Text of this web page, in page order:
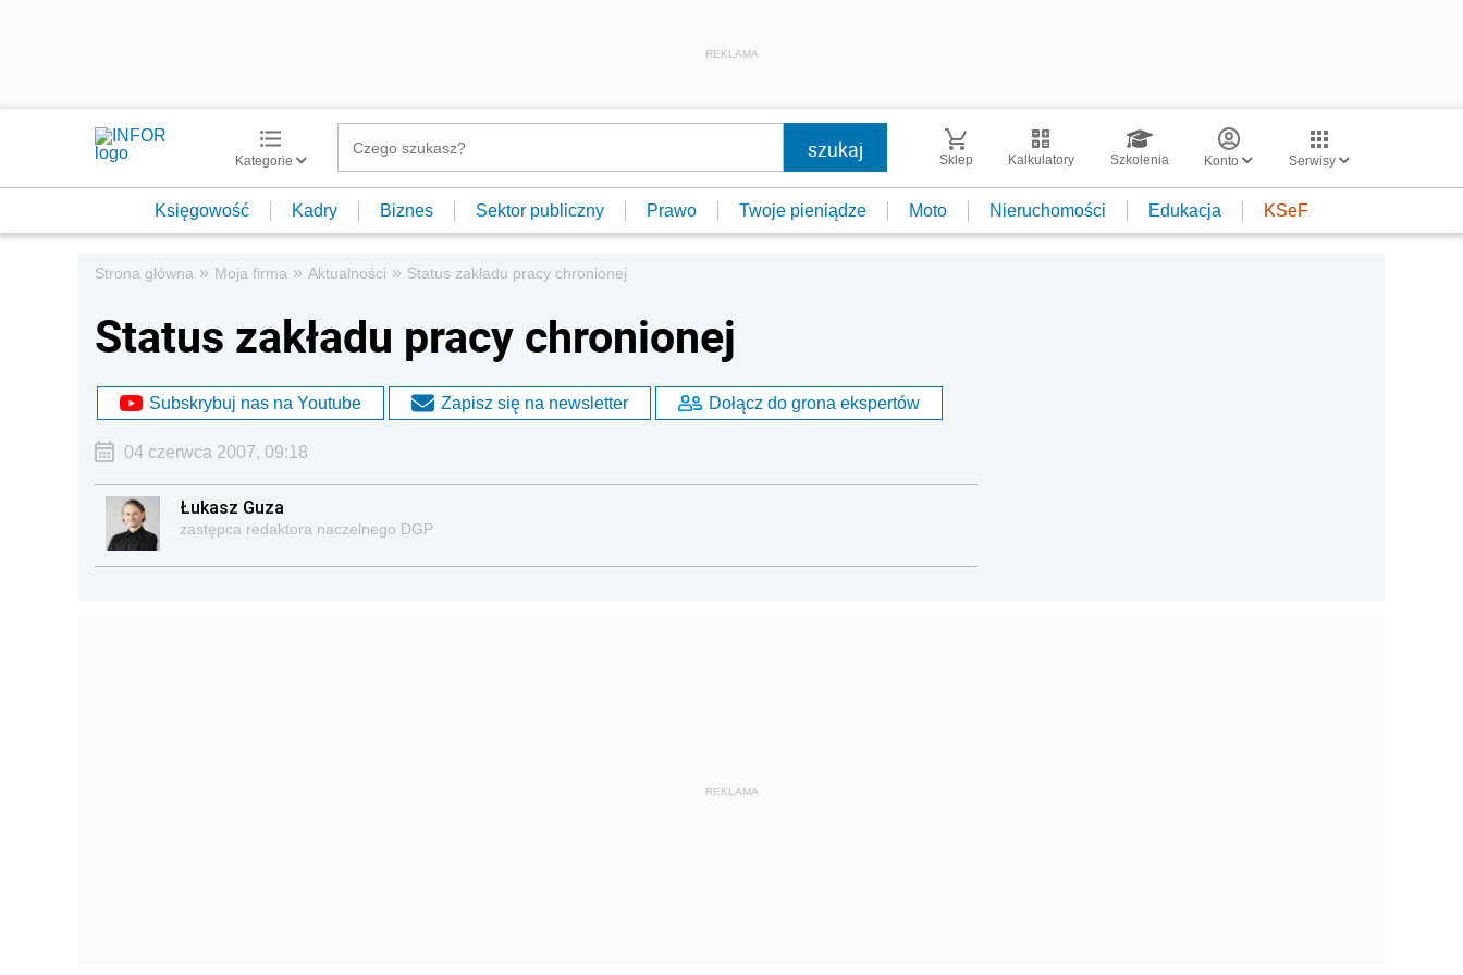
REKLAMA
Kategorie Sklep Kalkulatory Szkolenia Konto Serwisy
Księgowość Kadry Biznes Sektor publiczny Prawo Twoje pieniądze Moto Nieruchomości Edukacja KSeF
Strona główna » Moja firma » Aktualności » Status zakładu pracy chronionej
Status zakładu pracy chronionej
Subskrybuj nas na Youtube Zapisz się na newsletter Dołącz do grona ekspertów
04 czerwca 2007, 09:18
Łukasz Guza
zastępca redaktora naczelnego DGP